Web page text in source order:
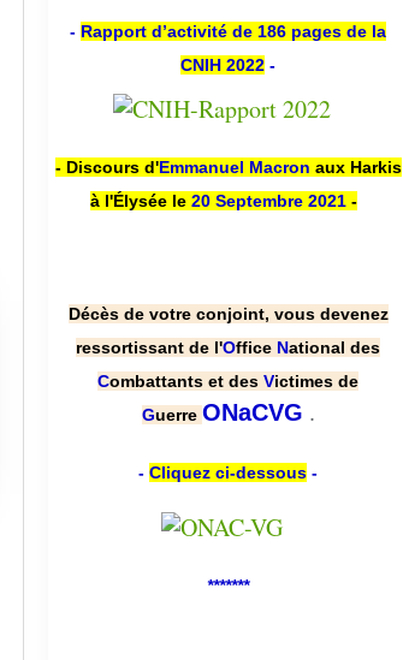
PRESSE
- Rapport d’activité de 186 pages de la
CNIH 2022 -
- Discours d'Emmanuel Macron aux Harkis
à l'Élysée le 20 Septembre 2021 -
Décès de votre conjoint, vous devenez
ressortissant de l'Office National des
Combattants et des Victimes de
Guerre ONaCVG .
- Cliquez ci-dessous -
*******